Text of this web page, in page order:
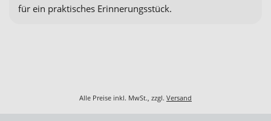
für ein praktisches Erinnerungsstück.
Alle Preise inkl. MwSt., zzgl. Versand